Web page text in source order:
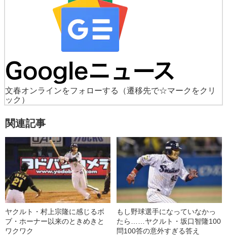
文春オンラインをフォローする
（遷移先で☆マークをクリ
ック）
関連記事
ヤクルト・村上宗隆に感じるボ
ブ・ホーナー以来のときめきと
ワクワク
もし野球選手になっていなかっ
たら……ヤクルト・坂口智隆100
問100答の意外すぎる答え